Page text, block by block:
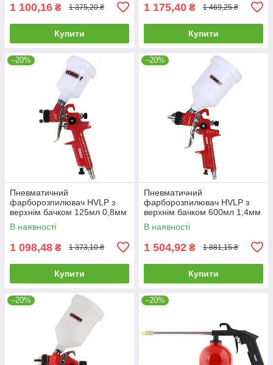
1 100,16 ₴ 1 375,20 ₴
Купити
1 175,40 ₴ 1 469,25 ₴
Купити
–20%
Пневматичний
фарборозпилювач HVLP з
верхнім бачком 125мл 0,8мм
Vorhut 34-404 |Фарбопульт
пневматичний HP з
В наявності
1 098,48 ₴ 1 373,10 ₴
Купити
–20%
Пневматичний
фарборозпилювач HVLP з
верхнім бачком 600мл 1,4мм
Vorhut 34-406 |Фарбопульт
пневматичний HP з
В наявності
1 504,92 ₴ 1 881,15 ₴
Купити
–20% –20%